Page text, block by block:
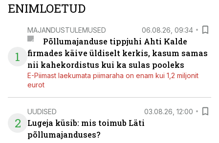
ENIMLOETUD
1
MAJANDUSTULEMUSED 06.08.26, 09:34
Põllumajanduse tippjuhi Ahti Kalde
firmades käive üldiselt kerkis, kasum samas
nii kahekordistus kui ka sulas pooleks
E-Piimast laekumata piimaraha on enam kui 1,2 miljonit
eurot
2
UUDISED 03.08.26, 12:00
Lugeja küsib: mis toimub Läti
põllumajanduses?